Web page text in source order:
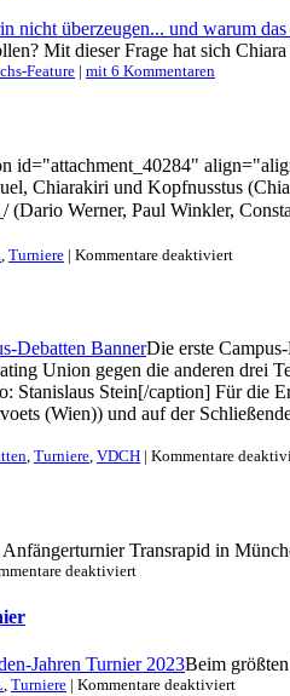
Mit dieser Frage hat sich
Feature | mit 6 Kommentaren
id="attachment_40284"
Chiarakiri und Kopfnusstus
(Dario Werner, Paul Winkler,
Turniere | Kommentare deaktiviertfür
Cup
in
Die erste
Union gegen die anderen drei
Stein[/caption] Für die
(Wien)) und auf der
, Turniere, VDCH | Kommentare
Transrapid in
deaktiviertfür
2024
Beim
, Turniere | Kommentare deaktiviertfür